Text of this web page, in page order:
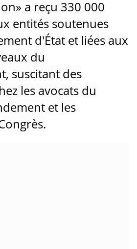
a reçu 330 000
entités soutenues
d'État et liées aux
du
suscitant des
les avocats du
et les